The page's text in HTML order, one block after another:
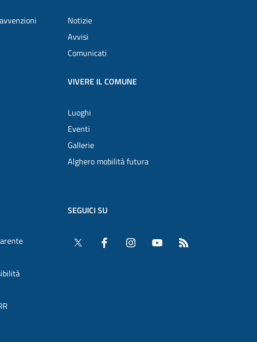
Notizie
Avvisi
Comunicati
VIVERE IL COMUNE
Luoghi
Eventi
Gallerie
Alghero mobilità futura
SEGUICI SU
Twitter Facebook InstagramYouTube